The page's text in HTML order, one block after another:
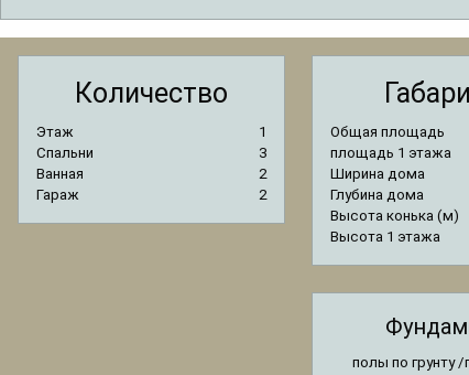
Количество
Этаж
1
Спальни
3
Ванная
2
Гараж
2
Общая площадь
площадь 1 этажа
Ширина дома
Глубина дома
Высота конька (м)
Высота 1 этажа
полы по грунту /